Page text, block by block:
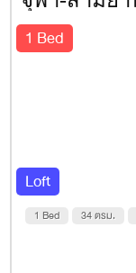
Samyan] 34
1 Bed
Loft
1 Bed 34 ตรม.